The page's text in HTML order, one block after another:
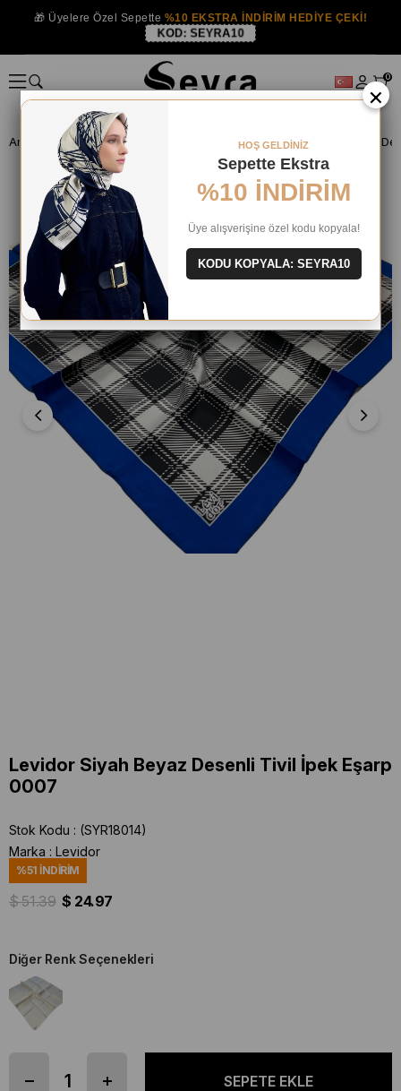
🎁 Üyelere Özel Sepette %10 EKSTRA İNDİRİM HEDİYE ÇEKİ!
KOD: SEYRA10
0
Anasayfa İPEK EŞARP Levidor İpek Eşarp Levidor Siyah Beyaz
Levidor Siyah Beyaz Desenli Tivil İpek Eşarp
0007
Stok Kodu
(SYR18014)
Marka : Levidor
%51 İNDIRIM
$ 51.39 $ 24.97
Diğer Renk Seçenekleri
×
HOŞ GELDİNİZ
Sepette Ekstra
%10 İNDİRİM
Üye alışverişine özel kodu kopyala!
KODU KOPYALA: SEYRA10